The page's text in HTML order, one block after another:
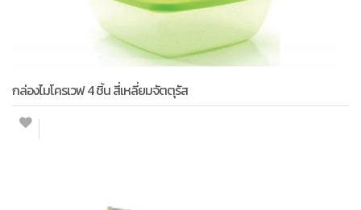
กล่องไมโครเวฟ 4 ชิ้น สี่เหลี่ยมจัตตุรัส